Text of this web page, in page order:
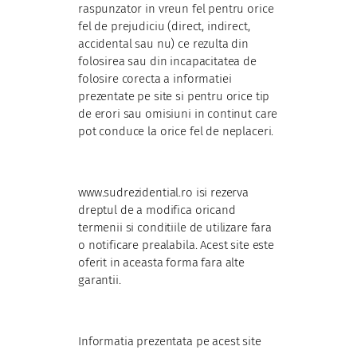
raspunzator in vreun fel pentru orice
fel de prejudiciu (direct, indirect,
accidental sau nu) ce rezulta din
folosirea sau din incapacitatea de
folosire corecta a informatiei
prezentate pe site si pentru orice tip
de erori sau omisiuni in continut care
pot conduce la orice fel de neplaceri.
www.sudrezidential.ro isi rezerva
dreptul de a modifica oricand
termenii si conditiile de utilizare fara
o notificare prealabila. Acest site este
oferit in aceasta forma fara alte
garantii.
Informatia prezentata pe acest site